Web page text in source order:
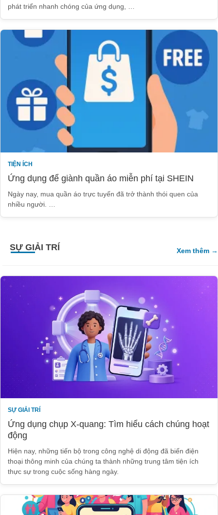
phát triển nhanh chóng của ứng dụng, …
TIỆN ÍCH
Ứng dụng để giành quần áo miễn phí tại SHEIN
Ngày nay, mua quần áo trực tuyến đã trở thành thói quen của
nhiều người. …
SỰ GIẢI TRÍ Xem thêm
SỰ GIẢI TRÍ
Ứng dụng chụp X-quang: Tìm hiểu cách chúng hoạt
động
Hiện nay, những tiến bộ trong công nghệ di động đã biến điện
thoại thông minh của chúng ta thành những trung tâm tiện ích
thực sự trong cuộc sống hàng ngày.